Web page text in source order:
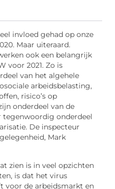
invloed gehad op onze
Maar uiteraard.
ook een belangrijk
voor 2021. Zo is
van het algehele
arbeidsbelasting,
risico’s op
onderdeel van de
tegenwoordig onderdeel
De inspecteur
Mark
zien is in veel opzichten
is dat het virus
voor de arbeidsmarkt en